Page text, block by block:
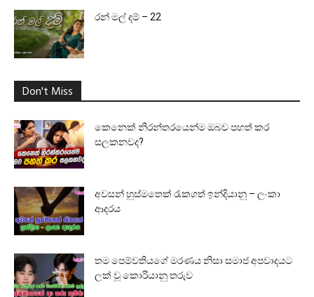
රන් මල් දම් – 22
Don't Miss
කෙනෙක් නිරන්තරයෙන්ම ඔබව පහත් කර
සලකනවද?
අවසන් හුස්මතෙක් රැකගත් ඉන්දියානු – ලංකා
ආදරය
තම පෙම්වතියගේ මරණය නිසා සමාජ අපවාදයට
ලක් වූ කොරියානු තරුව